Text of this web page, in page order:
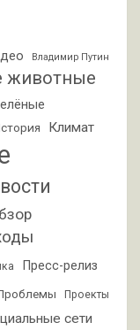
Владимир Путин
Климат
Пресс-релиз
Проекты
сети